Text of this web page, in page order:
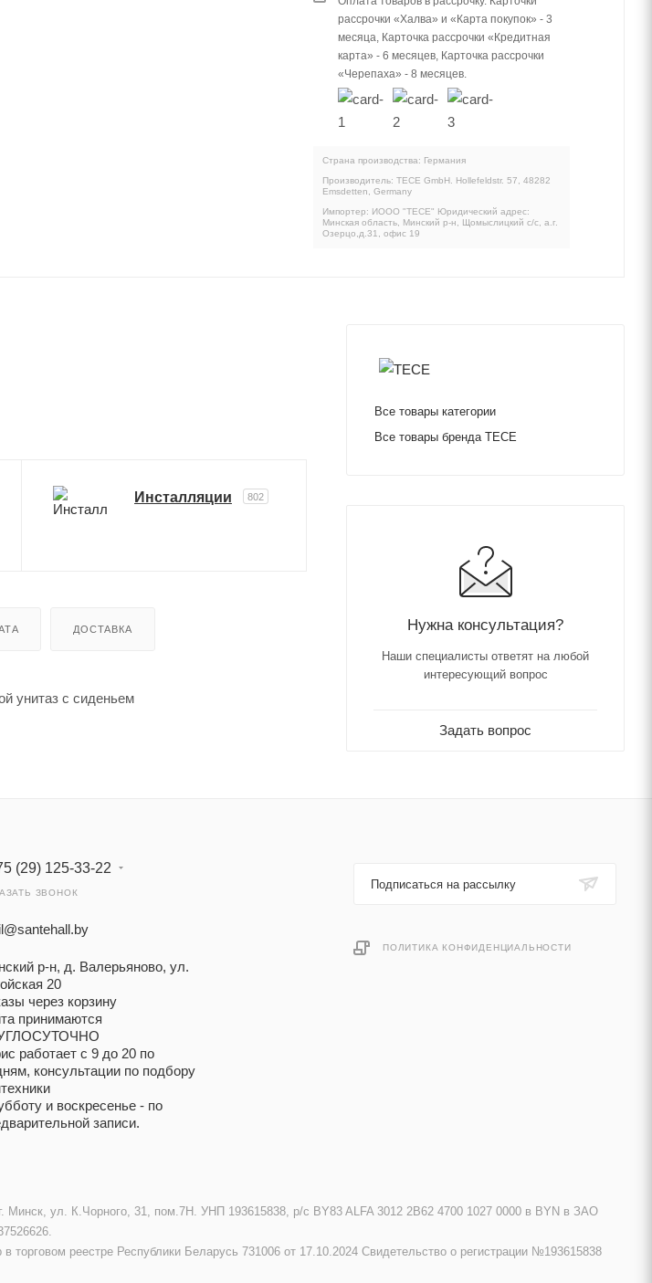
рассрочки «Халва» и «Карта покупок» - 3
месяца, Карточка рассрочки «Кредитная
карта» - 6 месяцев, Карточка рассрочки
«Черепаха» - 8 месяцев.
Страна производства: Германия
Производитель: TECE GmbH. Hollefeldstr. 57, 48282
Emsdetten, Germany
Импортер: ИООО "ТЕСЕ" Юридический адрес:
Минская область, Минский р-н, Щомыслицкий с/с, а.г.
Озерцо,д.31, офис 19
Инсталляции 802
ДОСТАВКА
унитаз с сиденьем
Все товары категории
Все товары бренда TECE
Нужна консультация?
Наши специалисты ответят на любой
интересующий вопрос
Задать вопрос
(29) 125-33-22
ЗВОНОК
р-н, д. Валерьяново, ул.
20
через корзину
принимаются
работает с 9 до 20 по
консультации по подбору
и воскресенье - по
записи.
Подписаться на рассылку
ПОЛИТИКА КОНФИДЕНЦИАЛЬНОСТИ
ул. К.Чорного, 31, пом.7Н. УНП 193615838, р/с BY83 ALFA 3012 2B62 4700 1027 0000 в BYN в ЗАО
реестре Республики Беларусь 731006 от 17.10.2024 Свидетельство о регистрации №193615838